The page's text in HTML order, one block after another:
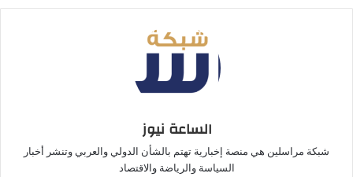
الساعة نيوز
شبكة مراسلين هي منصة إخبارية تهتم بالشأن الدولي والعربي وتنشر أخبار
السياسة والرياضة والاقتصاد